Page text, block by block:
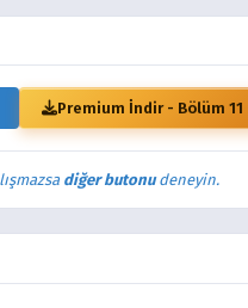
Premium İndir - Bölüm 11
diğer butonudeneyin.